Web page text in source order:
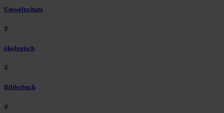
Umweltschutz
#
ökologisch
#
Bilderbuch
#